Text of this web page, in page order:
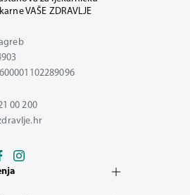
VAŠE ZDRAVLJE
00 200